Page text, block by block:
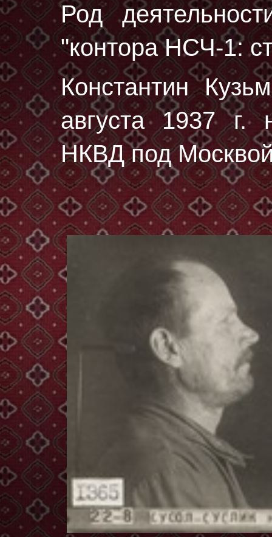
Род
"контора НСЧ-1:
Константин
августа 1937 г.
НКВД под